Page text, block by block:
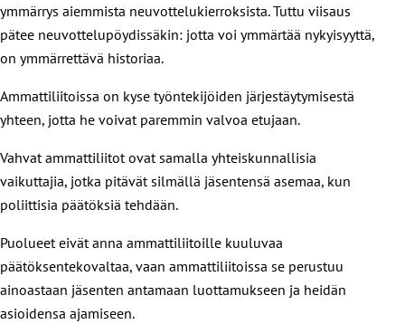
ymmärrys aiemmista neuvottelukierroksista. Tuttu viisaus
pätee neuvottelupöydissäkin: jotta voi ymmärtää nykyisyyttä,
on ymmärrettävä historiaa.
Ammattiliitoissa on kyse työntekijöiden järjestäytymisestä
yhteen, jotta he voivat paremmin valvoa etujaan.
Vahvat ammattiliitot ovat samalla yhteiskunnallisia
vaikuttajia, jotka pitävät silmällä jäsentensä asemaa, kun
poliittisia päätöksiä tehdään.
Puolueet eivät anna ammattiliitoille kuuluvaa
päätöksentekovaltaa, vaan ammattiliitoissa se perustuu
ainoastaan jäsenten antamaan luottamukseen ja heidän
asioidensa ajamiseen.